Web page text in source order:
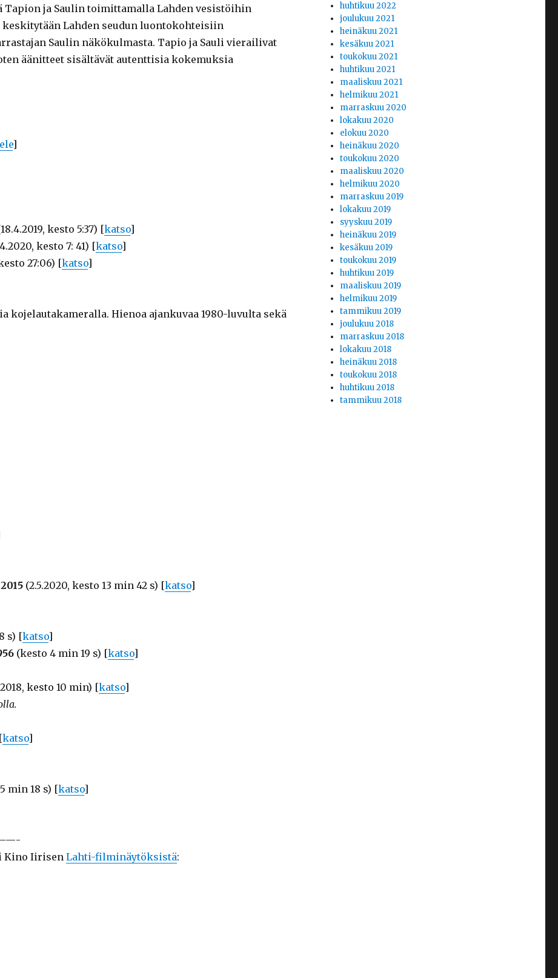
Tapion ja Saulin toimittamalla Lahden vesistöihin
Lahden seudun luontokohteisiin
Saulin näkökulmasta. Tapio ja Sauli vierailivat
äänitteet sisältävät autenttisia kokemuksia
]
kesto 5:37) [katso]
kesto 7: 41) [katso]
27:06) [katso]
kojelautakameralla. Hienoa ajankuvaa 1980-luvulta sekä
(2.5.2020, kesto 13 min 42 s) [katso]
s) [katso]
(kesto 4 min 19 s) [katso]
kesto 10 min) [katso]
katso]
min 18 s) [katso]
Kino IirisenLahti-filminäytöksistä:
huhtikuu 2022
joulukuu 2021
heinäkuu 2021
kesäkuu 2021
toukokuu 2021
huhtikuu 2021
maaliskuu 2021
helmikuu 2021
marraskuu 2020
lokakuu 2020
elokuu 2020
heinäkuu 2020
toukokuu 2020
maaliskuu 2020
helmikuu 2020
marraskuu 2019
lokakuu 2019
syyskuu 2019
heinäkuu 2019
kesäkuu 2019
toukokuu 2019
huhtikuu 2019
maaliskuu 2019
helmikuu 2019
tammikuu 2019
joulukuu 2018
marraskuu 2018
lokakuu 2018
heinäkuu 2018
toukokuu 2018
huhtikuu 2018
tammikuu 2018